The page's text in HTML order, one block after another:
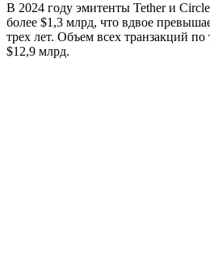
В 2024 году эмитенты Tether и
более $1,3 млрд, что вдвое
трех лет. Объем всех транзакций по
$12,9 млрд.